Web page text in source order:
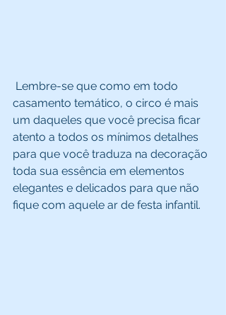
casamento temático, o circo é mais
um daqueles que você precisa ficar
atento a todos os mínimos detalhes
para que você traduza na decoração
toda sua essência em elementos
elegantes e delicados para que não
fique com aquele ar de festa infantil.